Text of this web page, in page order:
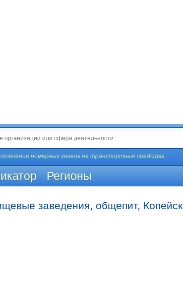
номерных знаков на транспортные средства
Регионы
заведения, общепит, Копейск